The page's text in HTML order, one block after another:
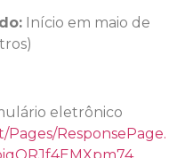
Início em maio de
eletrônico
Pages/ResponsePage.